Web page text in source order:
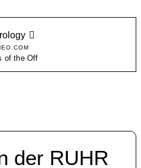
of the Off
der RUHR